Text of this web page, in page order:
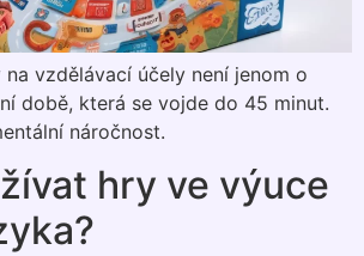
vzdělávací účely není jenom o
době, která se vojde do 45 minut.
náročnost.
hry ve výuce